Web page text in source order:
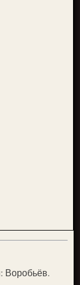
Воробьёв.